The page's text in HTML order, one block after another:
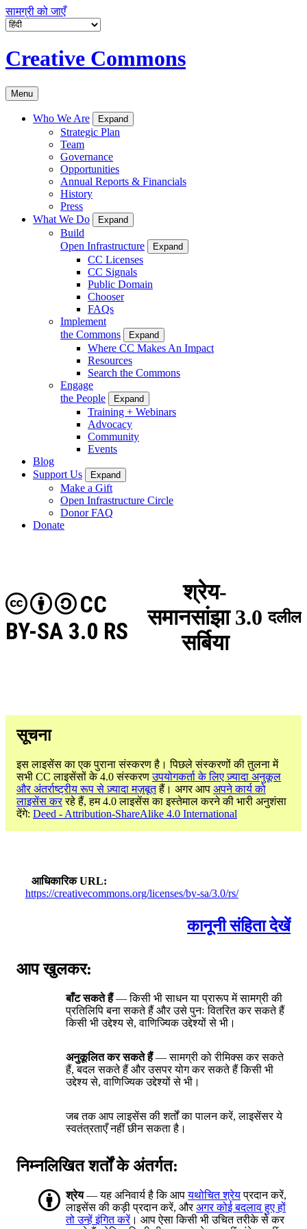
सामग्री को जाएँ
Creative Commons
Menu
Who We Are Expand
Strategic Plan
Team
Governance
Opportunities
Annual Reports & Financials
History
Press
What We Do
Expand
Build
Open Infrastructure
Expand
CC Licenses
CC Signals
Public Domain
Chooser
FAQs
Implement
the Commons
Expand
Where CC Makes An Impact
Resources
Search the Commons
Engage
the People
Expand
Training + Webinars
Advocacy
Community
Events
Blog
Support Us
Expand
Make a Gift
Open Infrastructure Circle
Donor FAQ
Donate
श्रेय-
समानसांझा 3.0
सर्बिया
CC
BY-SA 3.0 RS
दलील
सूचना
इस लाइसेंस का एक पुराना संस्करण है। पिछले संस्करणों की तुलना में
सभी CC लाइसेंसों के 4.0 संस्करणउपयोगकर्ता के लिए ज़्यादा अनुकूल
और अंतर्राष्ट्रीय रूप से ज़्यादा मज़बूतहैं। अगर आप अपने कार्य को
लाइसेंस कररहे हैं, हम 4.0 लाइसेंस का इस्तेमाल करने की भारी अनुशंसा
देंगे: Deed - Attribution-ShareAlike 4.0 International
आधिकारिक URL
https://creativecommons.org/licenses/by-sa/3.0/rs/
कानूनी संहिता देखें
आप खुलकर:
बाँट सकते हैं— किसी भी साधन या प्रारूप में सामग्री की
प्रतिलिपि बना सकते हैं और उसे पुनः वितरित कर सकते हैं
किसी भी उद्देश्य से, वाणिज्यिक उद्देश्यों से भी।
अनुकूलित कर सकते हैं— सामग्री को रीमिक्स कर सकते
हैं, बदल सकते हैं और उसपर योग कर सकते हैं किसी भी
उद्देश्य से, वाणिज्यिक उद्देश्यों से भी।
जब तक आप लाइसेंस की शर्तों का पालन करें, लाइसेंसर ये
स्वतंत्रताएँ नहीं छीन सकता है।
निम्नलिखित शर्तों के अंतर्गत:
श्रेय— यह अनिवार्य है कि आपयथोचित श्रेयप्रदान करें,
लाइसेंस की कड़ी प्रदान करें, औरअगर कोई बदलाव हुए हों
तो उन्हें इंगित करें। आप ऐसा किसी भी उचित तरीके से कर